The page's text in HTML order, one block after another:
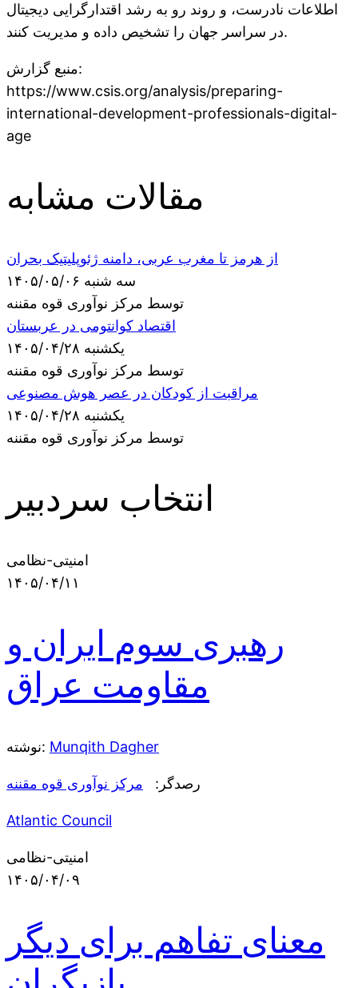
اطلاعات نادرست، و روند رو به رشد اقتدارگرایی دیجیتال
در سراسر جهان را تشخیص داده و مدیریت کنند.
منبع گزارش:
https://www.csis.org/analysis/preparing-
international-development-professionals-digital-
age
مقالات مشابه
از هرمز تا مغرب عربی، دامنه ژئوپلیتیک بحران
سه شنبه ۱۴۰۵/۰۵/۰۶
توسط مرکز نوآوری قوه مقننه
اقتصاد کوانتومی در عربستان
یکشنبه ۱۴۰۵/۰۴/۲۸
توسط مرکز نوآوری قوه مقننه
مراقبت از کودکان در عصر هوش مصنوعی
یکشنبه ۱۴۰۵/۰۴/۲۸
توسط مرکز نوآوری قوه مقننه
انتخاب سردبیر
امنیتی-نظامی
۱۴۰۵/۰۴/۱۱
رهبری سوم ایران و
مقاومت عراق
نوشته: Munqith Dagher
رصدگر: مرکز نوآوری قوه مقننه
Atlantic Council
امنیتی-نظامی
۱۴۰۵/۰۴/۰۹
معنای تفاهم برای دیگر